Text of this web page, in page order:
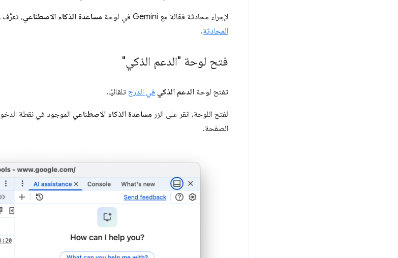
لإجراء محادثة فعّالة مع Gemini في لوحة مساعدة الذكاء الاصطناعي، تعرَّف
المحادثة.
فتح لوحة "الدعم الذكي"
تفتح لوحة الدعم الذكي في الدرج تلقائيًا.
لفتح اللوحة، انقر على الزر مساعدة الذكاء الاصطناعي الموجود في نقطة
الصفحة.